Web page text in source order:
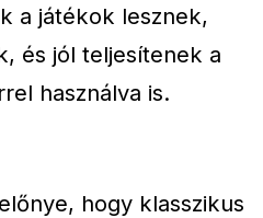
a játékok lesznek,
és jól teljesítenek a
használva is.
hogy klasszikus